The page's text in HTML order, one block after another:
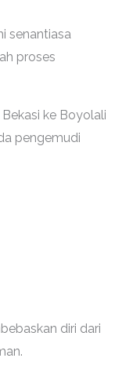
senantiasa
proses
ke Boyolali
pengemudi
diri dari